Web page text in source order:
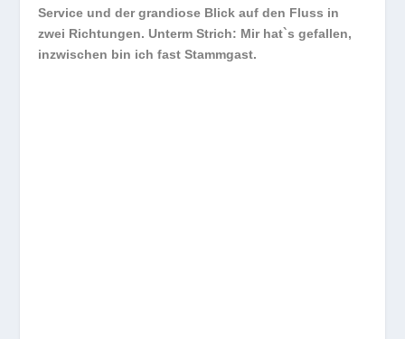
Service und der grandiose Blick auf den Fluss in
zwei Richtungen. Unterm Strich: Mir hat`s gefallen,
inzwischen bin ich fast Stammgast.